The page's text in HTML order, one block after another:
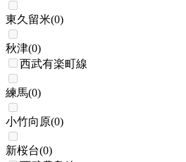
東久留米(0)
秋津(0)
西武有楽町線
練馬(0)
小竹向原(0)
新桜台(0)